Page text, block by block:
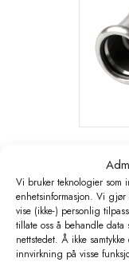
Vi bruker teknologier som
enhetsinformasjon. Vi gjør
vise (ikke-) personlig
tillate oss å behandle data
nettstedet. Å ikke
innvirkning på visse